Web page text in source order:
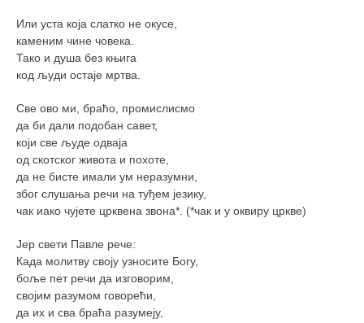
Или уста која слатко не окусе,
каменим чине човека.
Тако и душа без књига
код људи остаје мртва.
Све ово ми, браћо, промислисмо
да би дали подобан савет,
који све људе одваја
од скотског живота и похоте,
да не бисте имали ум неразумни,
због слушања речи на туђем језику,
чак иако чујете црквена звона*. (*чак и у оквиру цркве)
Јер свети Павле рече:
Када молитву своју узносите Богу,
боље пет речи да изговорим,
својим разумом говорећи,
да их и сва браћа разумеју,